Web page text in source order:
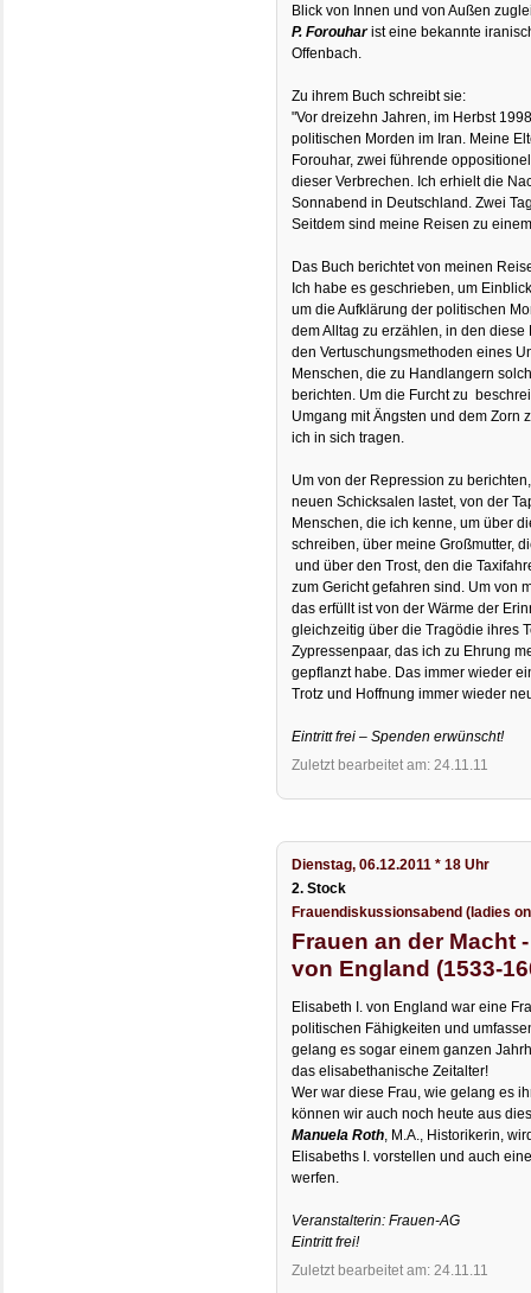
Blick von Innen und von Außen
P. Forouharist eine bekannte
Offenbach.
Zu ihrem Buch schreibt sie:
"Vor dreizehn Jahren, im Herbst
politischen Morden im Iran. Meine
Forouhar, zwei führende
dieser Verbrechen. Ich erhielt die
Sonnabend in Deutschland. Zwei
Seitdem sind meine Reisen zu
Das Buch berichtet von meinen
Ich habe es geschrieben, um
um die Aufklärung der politischen
dem Alltag zu erzählen, in den
den Vertuschungsmethoden eines
Menschen, die zu Handlangern
berichten. Um die Furcht zu
Umgang mit Ängsten und dem Zorn
ich in sich tragen.
Um von der Repression zu
neuen Schicksalen lastet, von der
Menschen, die ich kenne, um über
schreiben, über meine Großmutter,
und über den Trost, den die
zum Gericht gefahren sind. Um von
das erfüllt ist von der Wärme der
gleichzeitig über die Tragödie ihres
Zypressenpaar, das ich zu Ehrung
gepflanzt habe. Das immer wieder
Trotz und Hoffnung immer wieder
Eintritt frei – Spenden erwünscht!
Zuletzt bearbeitet am: 24.11.11
Dienstag, 06.12.2011 * 18 Uhr
2. Stock
Frauendiskussionsabend (ladies
Frauen an der Macht
von England (1533-
Elisabeth I. von England war eine
politischen Fähigkeiten und
gelang es sogar einem ganzen
das elisabethanische Zeitalter!
Wer war diese Frau, wie gelang es
können wir auch noch heute aus
Manuela Roth, M.A., Historikerin,
Elisabeths I. vorstellen und auch
werfen.
Veranstalterin: Frauen-AG
Eintritt frei!
Zuletzt bearbeitet am: 24.11.11